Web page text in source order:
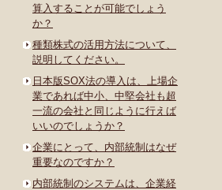
算入することが可能でしょう
か？
種類株式の活用方法について、
説明してください。
日本版SOX法の導入は、上場企
業であれば中小、中堅会社も超
一流の会社と同じように行えば
いいのでしょうか？
企業にとって、内部統制はなぜ
重要なのですか？
内部統制のシステムは、企業経